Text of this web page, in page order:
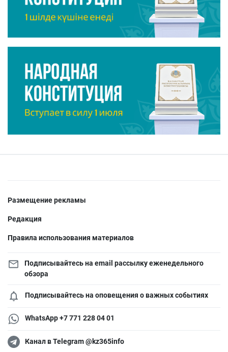
Размещение рекламы
Редакция
Правила использования материалов
Подписывайтесь на email рассылку еженедельного
обзора
Подписывайтесь на оповещения о важных событиях
WhatsApp +7 771 228 04 01
Канал в Telegram @kz365info